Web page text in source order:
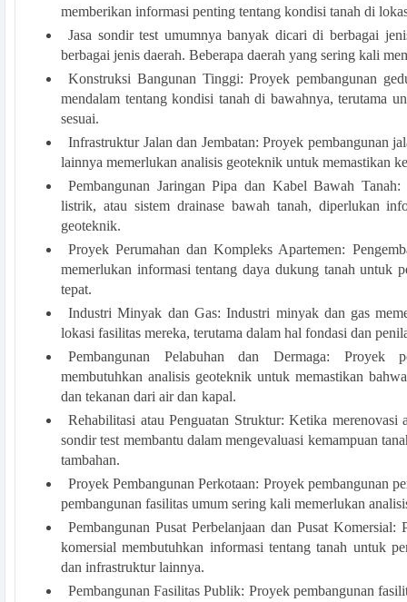
memberikan informasi penting tentang kondisi tanah di
Jasa sondir test umumnya banyak dicari di berbagai
berbagai jenis daerah. Beberapa daerah yang sering kali
Konstruksi Bangunan Tinggi: Proyek pembangunan
mendalam tentang kondisi tanah di bawahnya, terutama
sesuai.
Infrastruktur Jalan dan Jembatan: Proyek pembangunan
lainnya memerlukan analisis geoteknik untuk memastikan
Pembangunan Jaringan Pipa dan Kabel Bawah
listrik, atau sistem drainase bawah tanah, diperlukan
geoteknik.
Proyek Perumahan dan Kompleks Apartemen:
memerlukan informasi tentang daya dukung tanah untuk
tepat.
Industri Minyak dan Gas: Industri minyak dan gas
lokasi fasilitas mereka, terutama dalam hal fondasi dan
Pembangunan Pelabuhan dan Dermaga: Proyek
membutuhkan analisis geoteknik untuk memastikan
dan tekanan dari air dan kapal.
Rehabilitasi atau Penguatan Struktur: Ketika merenovasi
sondir test membantu dalam mengevaluasi kemampuan
tambahan.
Proyek Pembangunan Perkotaan: Proyek pembangunan
pembangunan fasilitas umum sering kali memerlukan
Pembangunan Pusat Perbelanjaan dan Pusat Komersial:
komersial membutuhkan informasi tentang tanah untuk
dan infrastruktur lainnya.
Pembangunan Fasilitas Publik: Proyek pembangunan